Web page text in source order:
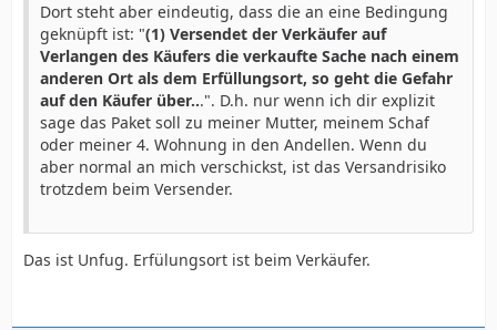
Dort steht aber eindeutig, dass die an eine Bedingung
geknüpft ist: "(1) Versendet der Verkäufer auf
Verlangen des Käufers die verkaufte Sache nach einem
anderen Ort als dem Erfüllungsort, so geht die Gefahr
auf den Käufer über...". D.h. nur wenn ich dir explizit
sage das Paket soll zu meiner Mutter, meinem Schaf
oder meiner 4. Wohnung in den Andellen. Wenn du
aber normal an mich verschickst, ist das Versandrisiko
trotzdem beim Versender.
Das ist Unfug. Erfülungsort ist beim Verkäufer.